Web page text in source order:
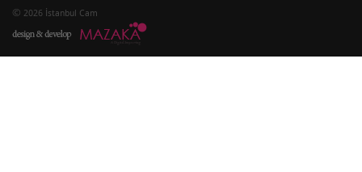
© 2026 İstanbul Cam